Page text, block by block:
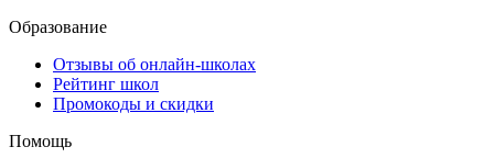
Образование
Отзывы об онлайн-школах
Рейтинг школ
Промокоды и скидки
Помощь